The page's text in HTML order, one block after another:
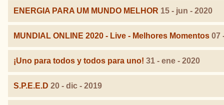
ENERGIA PARA UM MUNDO MELHOR 15 - jun - 2020
MUNDIAL ONLINE 2020 - Live - Melhores Momentos 07
¡Uno para todos y todos para uno! 31 - ene - 2020
S.P.E.E.D 20 - dic - 2019